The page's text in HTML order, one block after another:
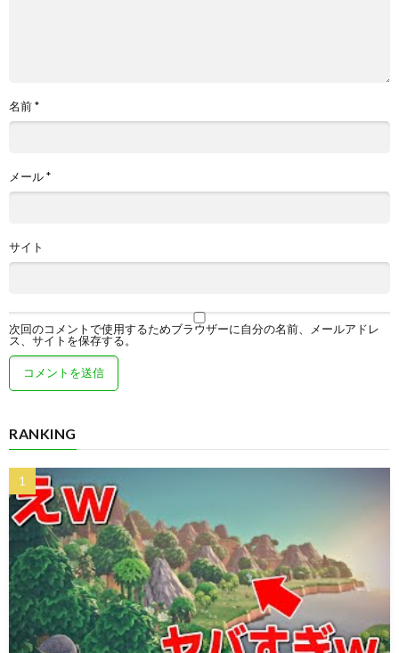
名前*
メール*
サイト
次回のコメントで使用するためブラウザーに自分の名前、メールアドレ
ス、サイトを保存する。
RANKING